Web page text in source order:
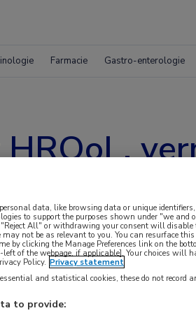
Farmacie Gastro-enterologie
PsA
in
data, like browsing data or unique identifiers,
to support the purposes shown under "we and
"Reject All" or withdrawing your consent will disable
not be as relevant to you. You can resurface
by clicking the Manage Preferences link on the
of the webpage, if applicable]. Your choices will
Policy. Privacy statement
and statistical cookies, these do not record
to provide: